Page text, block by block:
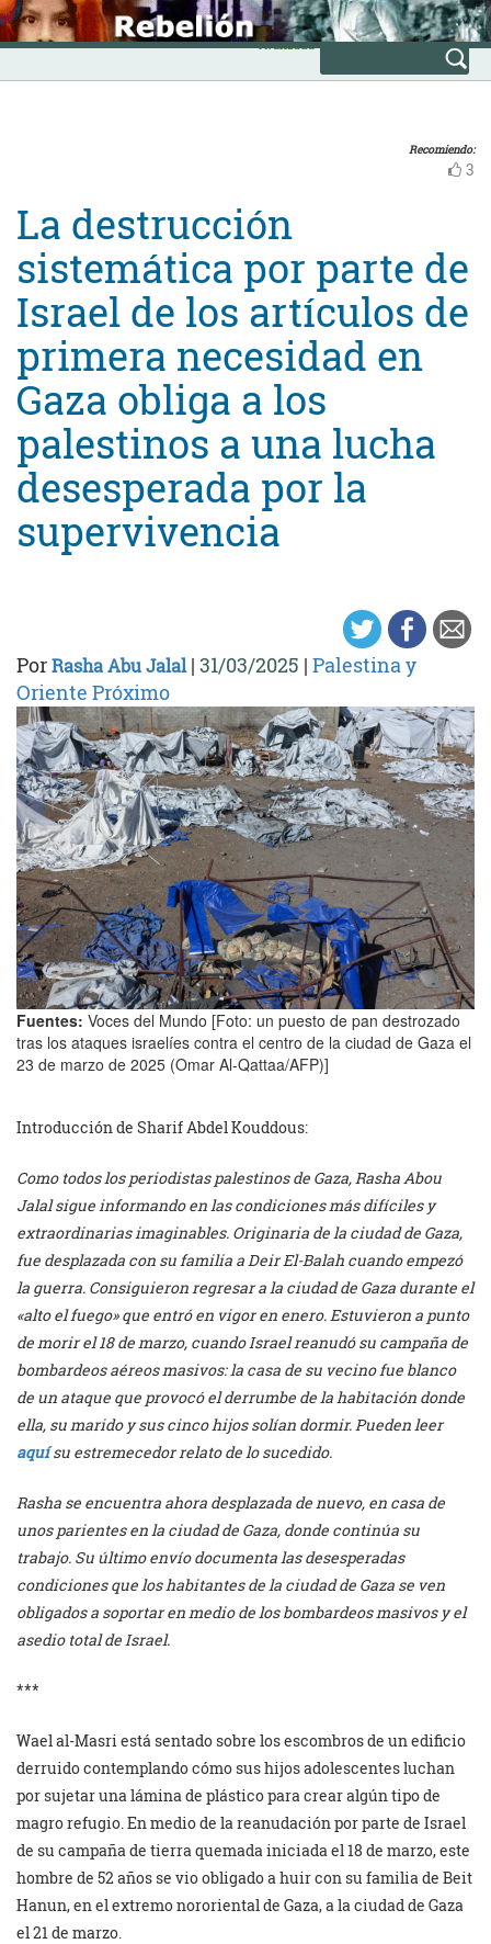
Skip
to
content
INICIO
Avanzada
Recomiendo:
3
La destrucción
sistemática por parte de
Israel de los artículos de
primera necesidad en
Gaza obliga a los
palestinos a una lucha
desesperada por la
supervivencia
PorRasha Abu Jalal| 31/03/2025 | Palestina y
Oriente Próximo
Fuentes: Voces del Mundo [Foto: un puesto de pan destrozado
tras los ataques israelíes contra el centro de la ciudad de Gaza el
23 de marzo de 2025 (Omar Al-Qattaa/AFP)]
Introducción de Sharif Abdel Kouddous:
Como todos los periodistas palestinos de Gaza, Rasha Abou
Jalal sigue informando en las condiciones más difíciles y
extraordinarias imaginables. Originaria de la ciudad de Gaza,
fue desplazada con su familia a Deir El-Balah cuando empezó
la guerra. Consiguieron regresar a la ciudad de Gaza durante el
«alto el fuego» que entró en vigor en enero. Estuvieron a punto
de morir el 18 de marzo, cuando Israel reanudó su campaña de
bombardeos aéreos masivos: la casa de su vecino fue blanco
de un ataque que provocó el derrumbe de la habitación donde
ella, su marido y sus cinco hijos solían dormir. Pueden leer
aquísu estremecedor relato de lo sucedido.
Rasha se encuentra ahora desplazada de nuevo, en casa de
unos parientes en la ciudad de Gaza, donde continúa su
trabajo. Su último envío documenta las desesperadas
condiciones que los habitantes de la ciudad de Gaza se ven
obligados a soportar en medio de los bombardeos masivos y el
asedio total de Israel.
***
Wael al-Masri está sentado sobre los escombros de un edificio
derruido contemplando cómo sus hijos adolescentes luchan
por sujetar una lámina de plástico para crear algún tipo de
magro refugio. En medio de la reanudación por parte de Israel
de su campaña de tierra quemada iniciada el 18 de marzo, este
hombre de 52 años se vio obligado a huir con su familia de Beit
Hanun, en el extremo nororiental de Gaza, a la ciudad de Gaza
el 21 de marzo.